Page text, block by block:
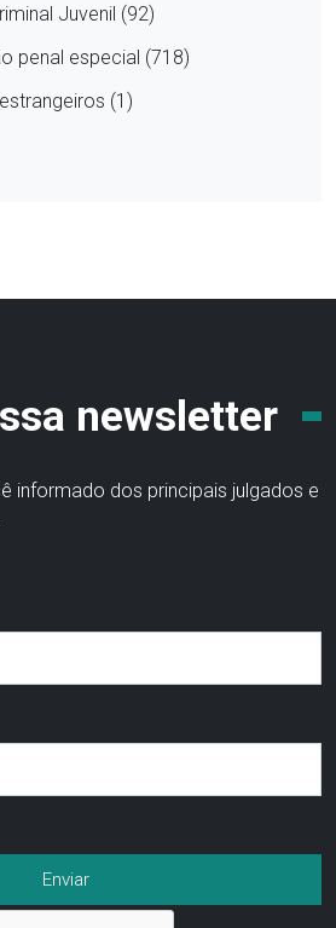
Juvenil (92)
penal especial (718)
(1)
newsletter
informado dos principais julgados e